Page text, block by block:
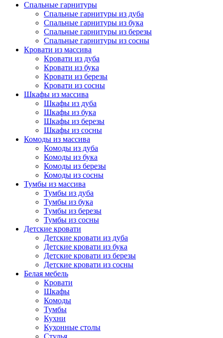
Спальные гарнитуры
Спальные гарнитуры из дуба
Спальные гарнитуры из бука
Спальные гарнитуры из березы
Спальные гарнитуры из сосны
Кровати из массива
Кровати из дуба
Кровати из бука
Кровати из березы
Кровати из сосны
Шкафы из массива
Шкафы из дуба
Шкафы из бука
Шкафы из березы
Шкафы из сосны
Комоды из массива
Комоды из дуба
Комоды из бука
Комоды из березы
Комоды из сосны
Тумбы из массива
Тумбы из дуба
Тумбы из бука
Тумбы из березы
Тумбы из сосны
Детские кровати
Детские кровати из дуба
Детские кровати из бука
Детские кровати из березы
Детские кровати из сосны
Белая мебель
Кровати
Шкафы
Комоды
Тумбы
Кухни
Кухонные столы
Стулья